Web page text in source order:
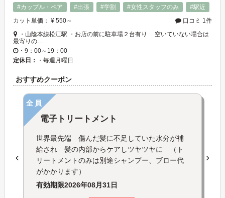
#カップル・ペア
#出張 #学割 #女性スタッフのみ
#駅近
カット単価： ¥ 550～
口コミ 1件
・山陰本線松江駅 ・お店の前に駐車場２台有り 空いていない場合は
最寄りの…
・9：00～19：00
定休日：
・毎週月曜日
おすすめクーポン
全員
電子トリートメント
世界最先端 傷んだ髪に不足していた水分が補
給され 髪の内部からケアしツヤツヤに （ト
リートメントのみは別途シャンプー、ブロー代
がかかります）
有効期限2026年08月31日